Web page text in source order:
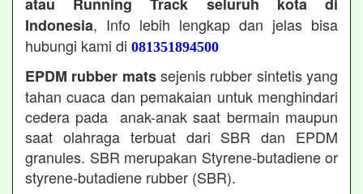
atau Running Track seluruh kota di
Indonesia, Info lebih lengkap dan jelas bisa
hubungi kami di 081351894500
EPDM rubber matssejenis rubber sintetis yang
tahan cuaca dan pemakaian untuk menghindari
cedera pada anak-anak saat bermain maupun
saat olahraga terbuat dari SBR dan EPDM
granules. SBR merupakan Styrene-butadiene or
styrene-butadiene rubber (SBR).